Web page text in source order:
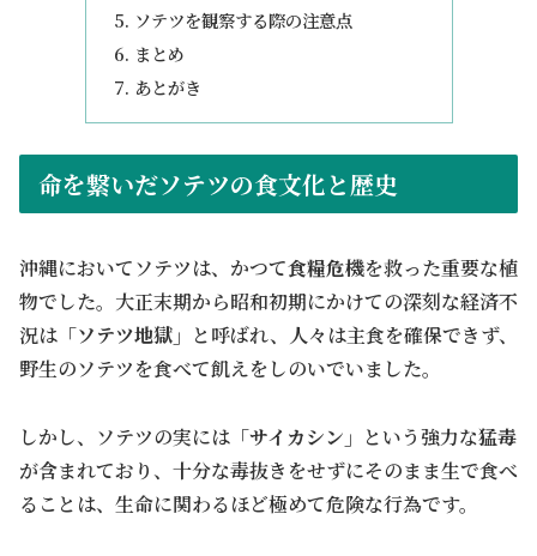
ソテツを観察する際の注意点
まとめ
あとがき
命を繋いだソテツの食文化と歴史
沖縄においてソテツは、かつて食糧危機を救った重要な植
物でした。大正末期から昭和初期にかけての深刻な経済不
況は 「ソテツ地獄」 と呼ばれ、人々は主食を確保できず、
野生のソテツを食べて飢えをしのいでいました。
しかし、ソテツの実には 「サイカシン」 という強力な猛毒
が含まれており、十分な毒抜きをせずにそのまま生で食べ
ることは、生命に関わるほど極めて危険な行為です。